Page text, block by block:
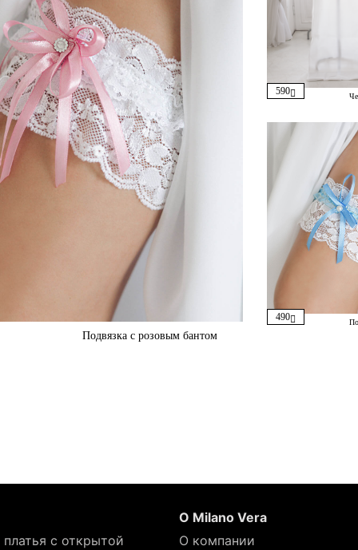
Подвязка с розовым бантом
590
490
с открытой
О Milano Vera
О компании